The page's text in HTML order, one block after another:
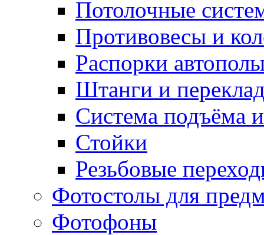
Потолочные
Противовесы и
Распорки
Штанги и
Система подъёма
Стойки
Резьбовые
Фотостолы для
Фотофоны